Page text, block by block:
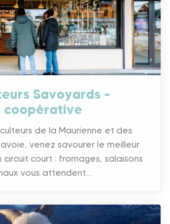
Savoyards –
coopérative
de la Maurienne et des
venez savourer le meilleur
court : fromages, salaisons
vous attendent…